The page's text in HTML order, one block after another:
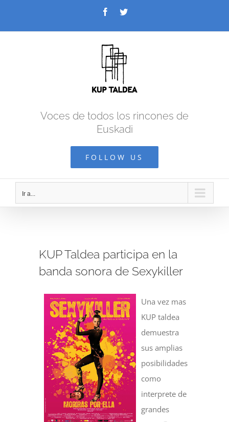
FacebookTwitter
Voces de todos los rincones de
Euskadi
FOLLOW US
Ir a...
KUP Taldea participa en la
banda sonora de Sexykiller
Una vez mas
KUP taldea
demuestra
sus amplias
posibilidades
como
interprete de
grandes